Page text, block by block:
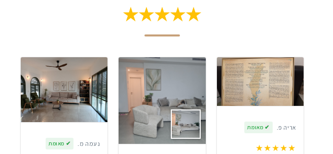
★★★★★
אריה פ. ✔ מאומת
★★★★★ נעמה מ. ✔ מאומת